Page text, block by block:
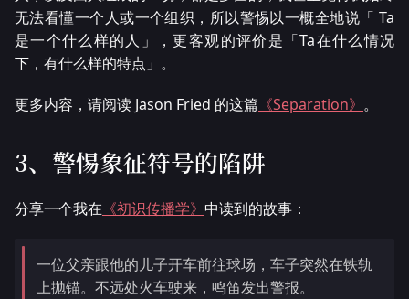
无法看懂一个人或一个组织，所以警惕以一概全地说「 Ta
是一个什么样的人」，更客观的评价是「Ta在什么情况
下，有什么样的特点」。
更多内容，请阅读 Jason Fried 的这篇 《Separation》 。
3、警惕象征符号的陷阱
分享一个我在 《初识传播学》 中读到的故事：
一位父亲跟他的儿子开车前往球场，车子突然在铁轨
上抛锚。不远处火车驶来，鸣笛发出警报。